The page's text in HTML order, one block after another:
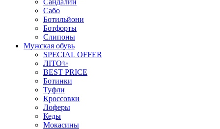
Сандалии
Сабо
Ботильйони
Ботфорты
Слипоны
Мужская обувь
SPECIAL OFFER
ЛІТО✨
BEST PRICE
Ботинки
Туфли
Кроссовки
Лоферы
Кеды
Мокасины